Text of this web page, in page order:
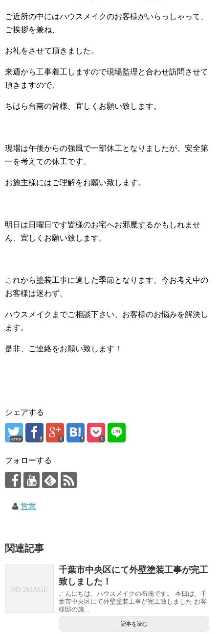
ご近所の中にはハウスメイクのお客様がいらっしゃって、
ご挨拶を兼ね、
お礼をさせて頂きました。
来週から工事着工しますので現場監理と合わせ訪問させて
頂きますので、
ちはら台南の皆様、宜しくお願い致します。
現場は午後からの強風で一部休工となりましたが、安全第
一を考えての休工です、
お施主様にはご理解をお願い致します。
明日は日曜日です皆様のお宅へお邪魔するかもしれませ
ん、宜しくお願い致します。
これから塗装工事に適した季節となります、今お考え中の
お客様は迷わず、
ハウスメイクまでご相談下さい、お客様のお悩みを解決し
ます。
是非、ご連絡をお願い致します！
シェアする
error 0 0
フォローする
営業
関連記事
千葉市中央区にて外壁塗装工事が完工
致しました！
こんにちは、ハウスメイクの布施です。 本日は、千
葉市中央区にて外壁塗装工事が完工致しました お客
様邸の施...
記事を読む